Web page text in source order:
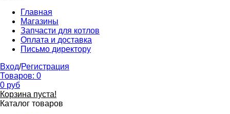
Главная
Магазины
Запчасти для котлов
Оплата и доставка
Письмо директору
Вход/Регистрация
Товаров: 0
0 руб
Корзина пуста!
Каталог товаров